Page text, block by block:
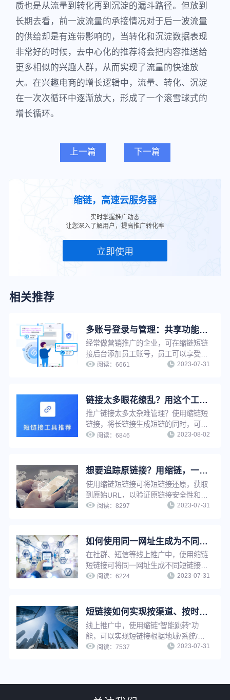
质也是从流量到转化再到沉淀的漏斗路径。但放到
长期去看，前一波流量的承接情况对于后一波流量
的供给却是有连带影响的，当转化和沉淀数据表现
非常好的时候，去中心化的推荐将会把内容推送给
更多相似的兴趣人群，从而实现了流量的快速放
大。在兴趣电商的增长逻辑中，流量、转化、沉淀
在一次次循环中逐渐放大，形成了一个滚雪球式的
增长循环。
上一篇 下一篇
缩链，高速云服务器
实时掌握推广动态
让您深入了解用户，提高推广转化率
立即使用
相关推荐
多账号登录与管理：共享功能与数据，提升企业工作效率
经常做营销推广的企业，可在缩链短链
接后台添加员工账号，员工可以享受管
理员同等权限，使用管理员所有功能去
推广短链，提升工作效率。
阅读：6661 2023-07-31
链接太多眼花缭乱？用这个工具，一键快速查找
推广链接太多太杂难管理？使用缩链短
链接，将长链接生成短链的同时，可以
为短链接进行命名，通过名称搜索，推
阅读：6846 2023-08-02
想要追踪原链接？用缩链，一键还原！
使用缩链短链接可将短链接还原，获取
到原始URL，以验证原链接安全性和可
信度，使用短链接还原功能，还可以快
阅读：8297 2023-07-31
如何使用同一网址生成为不同的短链接功能来提升推广转化效果？
在社群、短信等线上推广中，使用缩链
短链接可将同一网址生成不同短链接，
用于不同渠道、不同客户群、以及不同
阅读：6224 2023-07-31
短链接如何实现按渠道、按时间智能跳转？简单三步，搞定精准营销
线上推广中，使用缩链“智能跳转”功
能，可以实现短链接根据地域/系统/访
问环境/时间/比例等条件进行判断，打
阅读：7537 2023-07-31